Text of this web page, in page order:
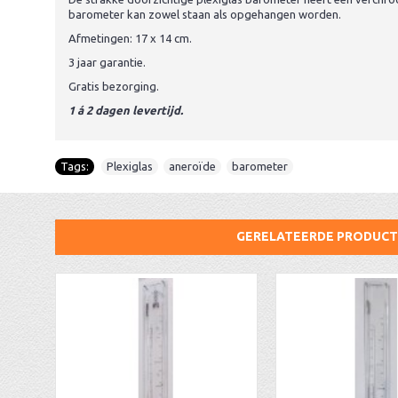
barometer kan zowel staan als opgehangen worden.
Afmetingen: 17 x 14 cm.
3 jaar garantie.
Gratis bezorging.
1 á 2 dagen levertijd.
Tags: Plexiglas aneroïde barometer
GERELATEERDE